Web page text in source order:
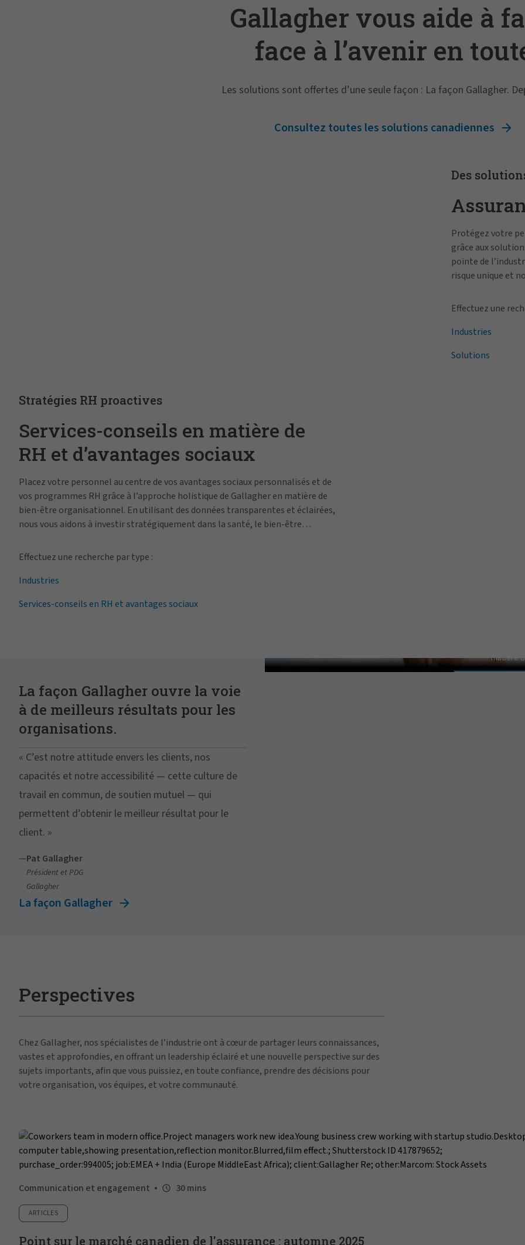
Gallagher vous aide à
face à l’avenir en
confiance
Les solutions sont offertes d’une seule façon : La façon Gallagher.
Consultez toutes les solutions canadiennes
Des
Protégez votre
grâce aux
pointe de
risque unique et
Effectuez une
Industries
Solutions
Stratégies RH proactives
Services-conseils en matière de
RH et d’avantages sociaux
Placez votre personnel au centre de vos avantages sociaux personnalisés et de
vos programmes RH grâce à l’approche holistique de Gallagher en matière de
bien-être organisationnel. En utilisant des données transparentes et éclairées,
nous vous aidons à investir stratégiquement dans la santé, le bien-être
Effectuez une recherche par type :
Industries
Services-conseils en RH et avantages sociaux
La façon Gallagher ouvre la voie
à de meilleurs résultats pour les
organisations.
« C’est notre attitude envers les clients, nos
capacités et notre accessibilité — cette culture de
travail en commun, de soutien mutuel — qui
permettent d’obtenir le meilleur résultat pour le
client. »
—Pat Gallagher
Président et PDG
Gallagher
La façon Gallagher
matière
Perspectives
Chez Gallagher, nos spécialistes de l’industrie ont à cœur de partager leurs connaissances,
vastes et approfondies, en offrant un leadership éclairé et une nouvelle perspective sur des
sujets importants, afin que vous puissiez, en toute confiance, prendre des décisions pour
votre organisation, vos équipes, et votre communauté.
Communication et engagement 30 mins
ARTICLES
Point sur le marché canadien de l'assurance : automne 2025